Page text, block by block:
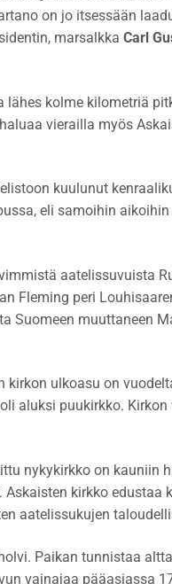
on jo itsessään
marsalkka Carl
kolme kilometriä
vierailla myös
kuulunut
eli samoihin
aatelissuvuista
Fleming peri
Suomeen muuttaneen
ulkoasu on
aluksi puukirkko.
nykykirkko on kauniin
kirkko
aatelissukujen
Paikan tunnistaa
vainajaa pääasiassa